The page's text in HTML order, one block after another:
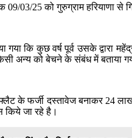
03/25 को गुरुग्राम हरियाणा से
गया कि कुछ वर्ष पूर्व उसके द्वारा
अन्य को बेचने के संबंध में बताया
फ्लैट के फर्जी दस्तावेज बनाकर 24
किये जा रहे है।